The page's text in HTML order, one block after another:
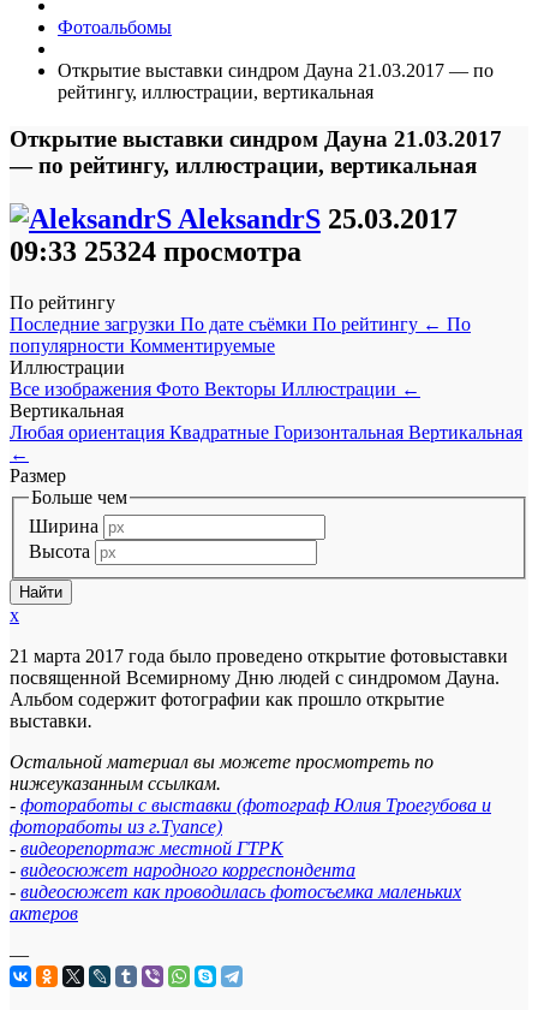
Фотоальбомы
Открытие выставки синдром Дауна 21.03.2017 — по
рейтингу, иллюстрации, вертикальная
Открытие выставки синдром Дауна 21.03.2017
— по рейтингу, иллюстрации, вертикальная
AleksandrS 25.03.2017
09:33 25324 просмотра
По рейтингу
Последние загрузки По дате съёмки По рейтингу ← По
популярности Комментируемые
Иллюстрации
Все изображения Фото Векторы Иллюстрации ←
Вертикальная
Любая ориентация Квадратные Горизонтальная Вертикальная
←
Размер
Больше чем
Ширина
Высота
x
21 марта 2017 года было проведено открытие фотовыставки
посвященной Всемирному Дню людей с синдромом Дауна.
Альбом содержит фотографии как прошло открытие
выставки.
Остальной материал вы можете просмотреть по
нижеуказанным ссылкам.
- фотоработы с выставки (фотограф Юлия Троегубова и
фотоработы из г.Туапсе)
- видеорепортаж местной ГТРК
- видеосюжет народного корреспондента
- видеосюжет как проводилась фотосъемка маленьких
актеров
—